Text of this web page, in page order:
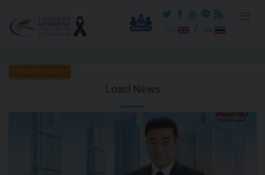
/ ไทย
CATEGORIES NEWS
Loacl News